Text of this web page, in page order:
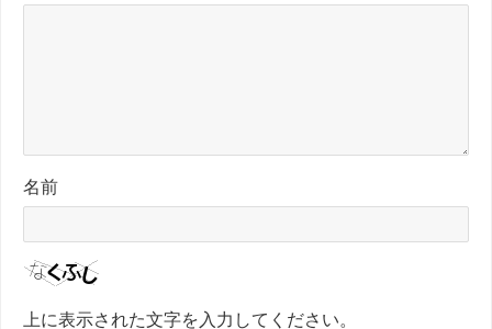
名前
上に表示された文字を入力してください。